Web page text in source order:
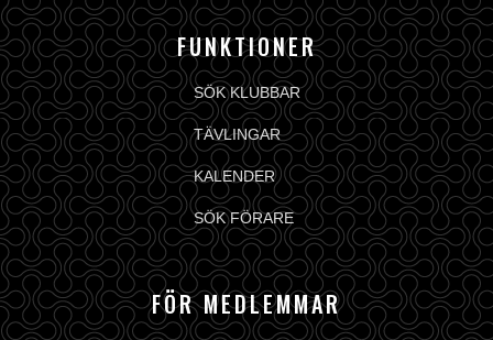
FUNKTIONER
SÖK KLUBBAR
TÄVLINGAR
KALENDER
SÖK FÖRARE
FÖR MEDLEMMAR